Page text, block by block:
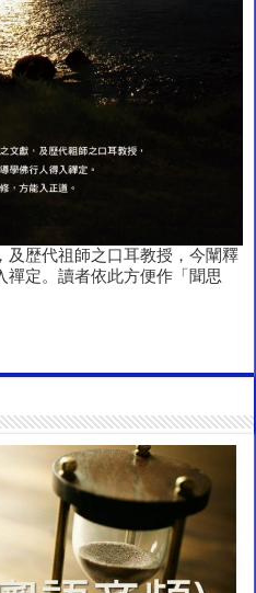
及歴代祖師之口耳教授，今闡釋
禪定。讀者依此方便作「聞思